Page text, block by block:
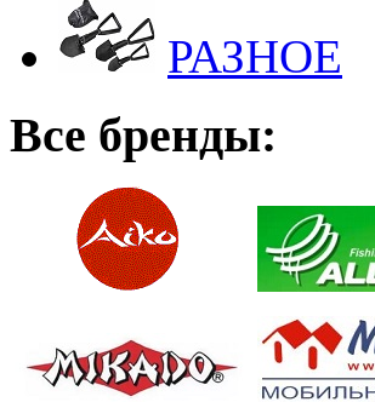
РАЗНОЕ
Все бренды: